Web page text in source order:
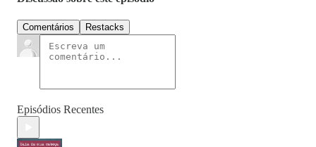
Comentários Restacks
Episódios Recentes